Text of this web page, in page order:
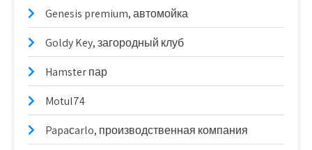
Genesis premium, автомойка
Goldy Key, загородный клуб
Hamster пар
Motul74
Papaсarlo, производственная компания